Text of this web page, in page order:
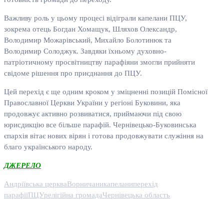
Важливу роль у цьому процесі відіграли капелани ПЦУ,
зокрема отець Богдан Хомащук, Шляхов Олександр,
Володимир Можарівський, Михайло Болотинюк та
Володимир Солоджук. Завдяки їхньому духовно-
патріотичному просвітництву парафіяни змогли прийняти
свідоме рішення про приєднання до ПЦУ.
Цей перехід є ще одним кроком у зміцненні позицій Помісної
Православної Церкви України у регіоні Буковини, яка
продовжує активно розвиватися, приймаючи під свою
юрисдикцію все більше парафій. Чернівецько-Буковинська
єпархія вітає нових вірян і готова продовжувати служіння на
благо українського народу.
ДЖЕРЕЛО
Андріївська церкваВорничаникапеланиперехід
парафіїПЦУрелігійна громадаЧернівецька область